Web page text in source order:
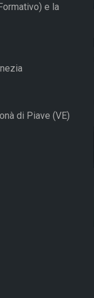
e la
di Piave (VE)